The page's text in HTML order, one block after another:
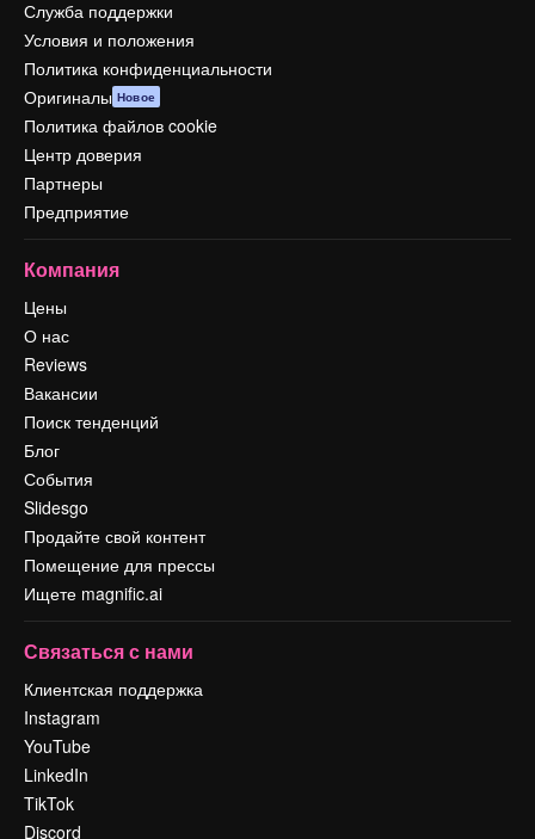
Служба поддержки
Условия и положения
Политика конфиденциальности
Оригиналы Новое
Политика файлов cookie
Центр доверия
Партнеры
Предприятие
Компания
Цены
О нас
Reviews
Вакансии
Поиск тенденций
Блог
События
Slidesgo
Продайте свой контент
Помещение для прессы
Ищете magnific.ai
Связаться с нами
Клиентская поддержка
Instagram
YouTube
LinkedIn
TikTok
Discord